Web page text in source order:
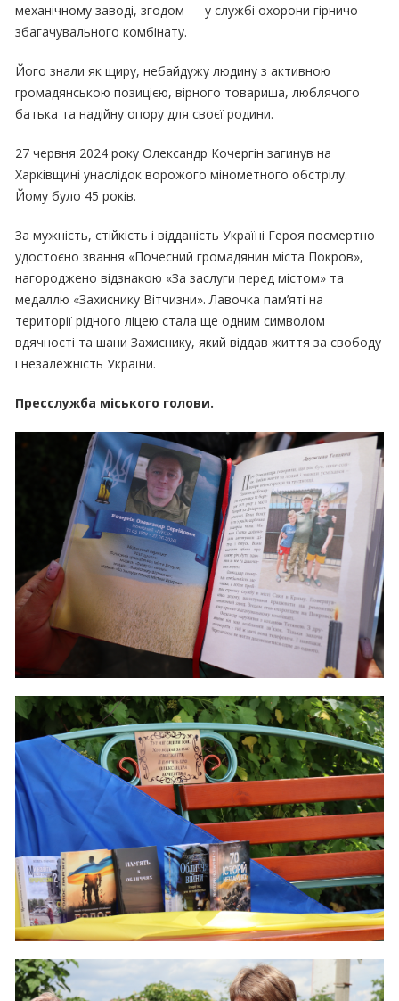
механічному заводі, згодом — у службі охорони гірничо-
збагачувального комбінату.
Його знали як щиру, небайдужу людину з активною
громадянською позицією, вірного товариша, люблячого
батька та надійну опору для своєї родини.
27 червня 2024 року Олександр Кочергін загинув на
Харківщині унаслідок ворожого мінометного обстрілу.
Йому було 45 років.
За мужність, стійкість і відданість Україні Героя посмертно
удостоєно звання «Почесний громадянин міста Покров»,
нагороджено відзнакою «За заслуги перед містом» та
медаллю «Захиснику Вітчизни». Лавочка пам’яті на
території рідного ліцею стала ще одним символом
вдячності та шани Захиснику, який віддав життя за свободу
і незалежність України.
Пресслужба міського голови.